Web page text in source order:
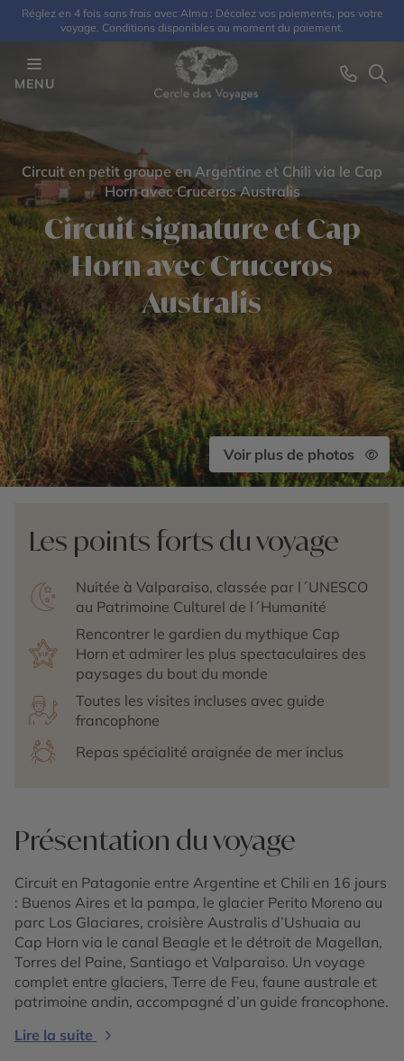
Réglez en 4 fois sans frais avec Alma : Décalez vos paiements, pas votre
voyage. Conditions disponibles au moment du paiement.
MENU
Circuit en petit groupe en Argentine et Chili via le Cap
Horn avec Cruceros Australis
Circuit signature et Cap
Horn avec Cruceros
Australis
Voir plus de photos
Les points forts du voyage
Nuitée à Valparaiso, classée par l´UNESCO
au Patrimoine Culturel de l´Humanité
Rencontrer le gardien du mythique Cap
Horn et admirer les plus spectaculaires des
paysages du bout du monde
Toutes les visites incluses avec guide
francophone
Repas spécialité araignée de mer inclus
Présentation du voyage
Circuit en Patagonie entre Argentine et Chili en 16 jours
: Buenos Aires et la pampa, le glacier Perito Moreno au
parc Los Glaciares, croisière Australis d’Ushuaia au
Cap Horn via le canal Beagle et le détroit de Magellan,
Torres del Paine, Santiago et Valparaiso. Un voyage
complet entre glaciers, Terre de Feu, faune australe et
patrimoine andin, accompagné d’un guide francophone.
Lire la suite